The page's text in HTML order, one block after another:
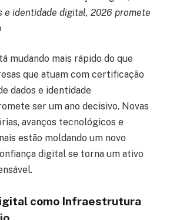
e identidade digital, 2026 promete
mudando mais rápido do que
que atuam com certificação
dados e identidade
ser um ano decisivo. Novas
avanços tecnológicos e
estão moldando um novo
digital se torna um ativo
como Infraestrutura